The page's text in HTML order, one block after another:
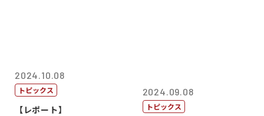
2024.10.08
トピックス
【レポート】
2024.09.08
トピックス